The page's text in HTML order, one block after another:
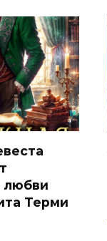
любви
Терми